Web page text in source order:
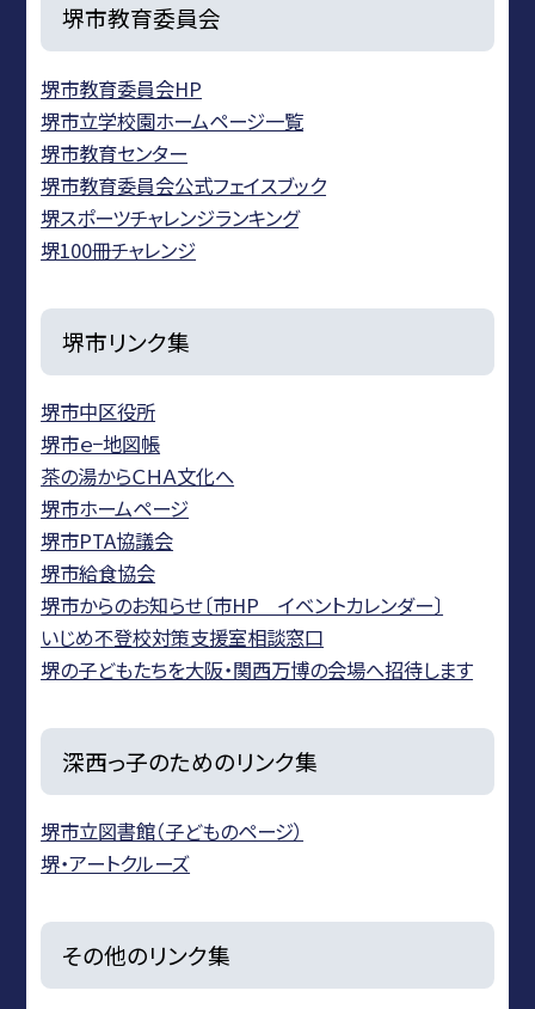
堺市教育委員会
堺市教育委員会HP
堺市立学校園ホームページ一覧
堺市教育センター
堺市教育委員会公式フェイスブック
堺スポーツチャレンジランキング
堺100冊チャレンジ
堺市リンク集
堺市中区役所
堺市ｅ−地図帳
茶の湯からＣＨＡ文化へ
堺市ホームページ
堺市PTA協議会
堺市給食協会
堺市からのお知らせ〔市HP イベントカレンダー〕
いじめ不登校対策支援室相談窓口
堺の子どもたちを大阪・関西万博の会場へ招待します
深西っ子のためのリンク集
堺市立図書館（子どものページ）
堺・アートクルーズ
その他のリンク集